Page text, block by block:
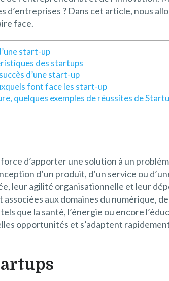
? Dans cet article, nous
face.
start-up
des startups
d’une start-up
font face les start-up
quelques exemples de réussites de
d’apporter une solution à un
d’un produit, d’un service ou
leur agilité organisationnelle et leur
aux domaines du numérique,
que la santé, l’énergie ou encore
opportunités et s’adaptent